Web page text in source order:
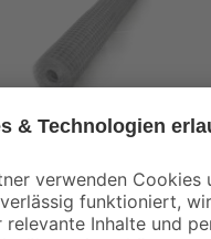
für
2,1 x 1,1 m